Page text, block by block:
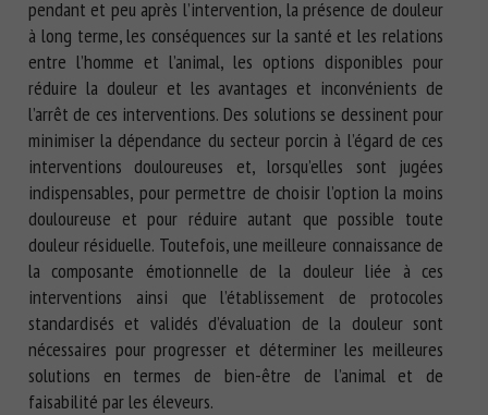
pendant et peu après l’intervention, la présence de douleur
à long terme, les conséquences sur la santé et les relations
entre l’homme et l’animal, les options disponibles pour
réduire la douleur et les avantages et inconvénients de
l’arrêt de ces interventions. Des solutions se dessinent pour
minimiser la dépendance du secteur porcin à l’égard de ces
interventions douloureuses et, lorsqu’elles sont jugées
indispensables, pour permettre de choisir l’option la moins
douloureuse et pour réduire autant que possible toute
douleur résiduelle. Toutefois, une meilleure connaissance de
la composante émotionnelle de la douleur liée à ces
interventions ainsi que l’établissement de protocoles
standardisés et validés d’évaluation de la douleur sont
nécessaires pour progresser et déterminer les meilleures
solutions en termes de bien-être de l’animal et de
faisabilité par les éleveurs.